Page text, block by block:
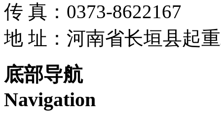
传 真：0373-8622167
地 址：河南省长垣县起
底部导航
Navigation